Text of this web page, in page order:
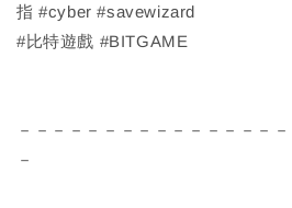
指 #cyber #savewizard
#比特遊戲 #BITGAME
－－－－－－－－－－－－－－－
－